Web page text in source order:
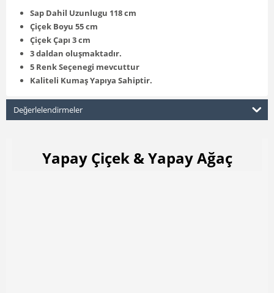
Sap Dahil Uzunlugu 118 cm
Çiçek Boyu 55 cm
Çiçek Çapı 3 cm
3 daldan oluşmaktadır.
5 Renk Seçenegi mevcuttur
Kaliteli Kumaş Yapıya Sahiptir.
Değerlelendirmeler
Yapay Çiçek & Yapay Ağaç